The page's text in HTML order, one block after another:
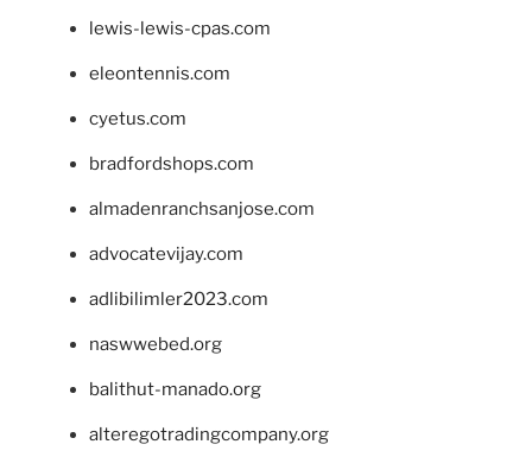
lewis-lewis-cpas.com
eleontennis.com
cyetus.com
bradfordshops.com
almadenranchsanjose.com
advocatevijay.com
adlibilimler2023.com
naswwebed.org
balithut-manado.org
alteregotradingcompany.org